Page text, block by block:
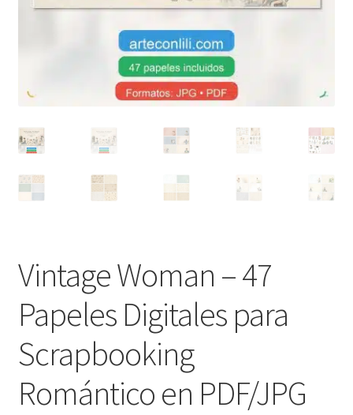
Vintage Woman – 47
Papeles Digitales para
Scrapbooking
Romántico en PDF/JPG